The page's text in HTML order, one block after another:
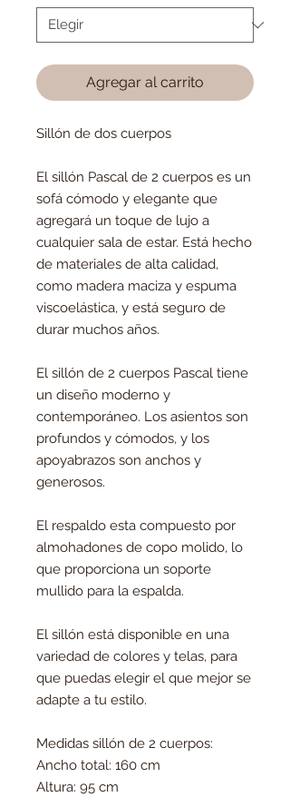
Agregar al carrito
Sillón de dos cuerpos
El sillón Pascal de 2 cuerpos es un
sofá cómodo y elegante que
agregará un toque de lujo a
cualquier sala de estar. Está hecho
de materiales de alta calidad,
como madera maciza y espuma
viscoelástica, y está seguro de
durar muchos años.
El sillón de 2 cuerpos Pascal tiene
un diseño moderno y
contemporáneo. Los asientos son
profundos y cómodos, y los
apoyabrazos son anchos y
generosos.
El respaldo esta compuesto por
almohadones de copo molido, lo
que proporciona un soporte
mullido para la espalda.
El sillón está disponible en una
variedad de colores y telas, para
que puedas elegir el que mejor se
adapte a tu estilo.
Medidas sillón de 2 cuerpos:
Ancho total: 160 cm
Altura: 95 cm